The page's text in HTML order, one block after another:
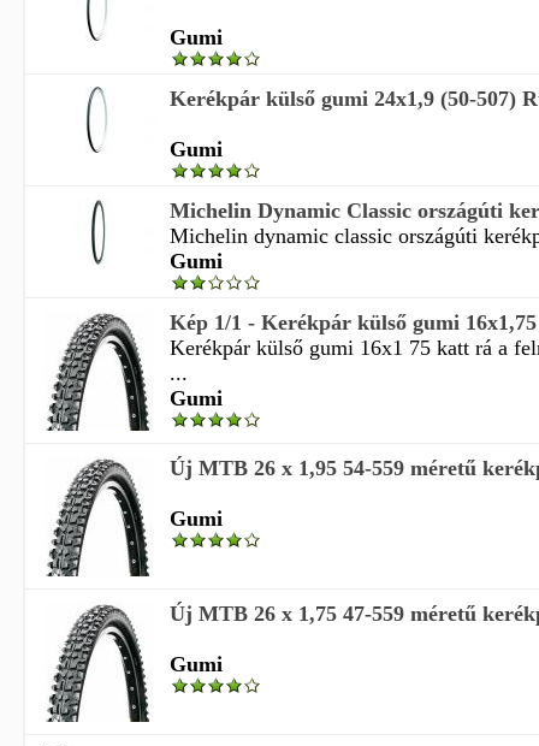
Gumi
Kerékpár külső gumi 24x1,9 (50-507)
Gumi
Michelin Dynamic Classic országúti
Michelin dynamic classic országúti
Gumi
Kép 1/1 - Kerékpár külső gumi 16x1,75
Kerékpár külső gumi 16x1 75 katt rá a
...
Gumi
Új MTB 26 x 1,95 54-559 méretű
Gumi
Új MTB 26 x 1,75 47-559 méretű
Gumi